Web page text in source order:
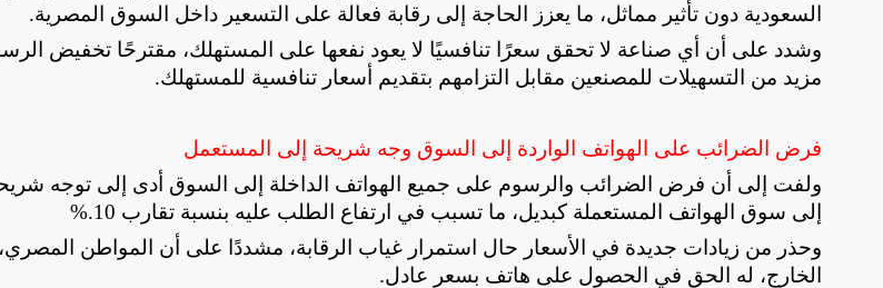
السعودية دون تأثير مماثل، ما يعزز الحاجة إلى رقابة فعالة على التسعير داخل السوق المصرية.
وشدد على أن أي صناعة لا تحقق سعرًا تنافسيًا لا يعود نفعها على المستهلك، مقترحًا تخفيض
مزيد من التسهيلات للمصنعين مقابل التزامهم بتقديم أسعار تنافسية للمستهلك.
فرض الضرائب على الهواتف الواردة إلى السوق وجه شريحة إلى المستعمل
ولفت إلى أن فرض الضرائب والرسوم على جميع الهواتف الداخلة إلى السوق أدى إلى توجه
إلى سوق الهواتف المستعملة كبديل، ما تسبب في ارتفاع الطلب عليه بنسبة تقارب 10
%.
وحذر من زيادات جديدة في الأسعار حال استمرار غياب الرقابة، مشددًا على أن المواطن
الخارج، له الحق في الحصول على هاتف بسعر عادل.